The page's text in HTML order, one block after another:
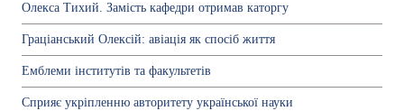
Олекса Тихий. Замість кафедри отримав каторгу
Граціанський Олексій: авіація як спосіб життя
Емблеми інститутів та факультетів
Сприяє укріпленню авторитету української науки